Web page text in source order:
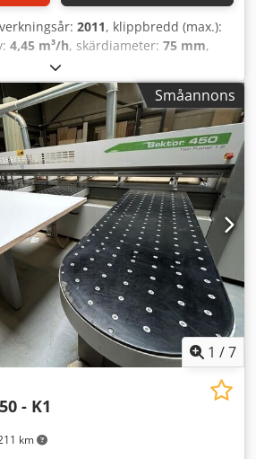
2011, klippbredd (max.):
4,45 m³/h, skärdiameter: 75 mm,
Användbar skärlängd: 4 400 mm
Arbetshöjd: 890 mm Skärhöjd: 80
80 mm Griptagningsöppning: 75
mm Antal gripdon: 5 st
368 – 1 168 – 2 168 – 3 168 – 4 168
för sidoskjutare: 12 mm Sågteknik
kW / 50 Hz Motor för sågförskärare:
330 mm Förskärardiameter:
Matningshastighet sågvagn:
sågvagn: 100–150 m/min Bord
Antal rullbanor: 10 Antal luftbord (2
Nedre utsugsstos: 200 mm Övre
Spänning: 400 V / 50
Cjdpfx Ahozqcrzjisrf - GVision XP -
Småannons
1 /7
km
- K1